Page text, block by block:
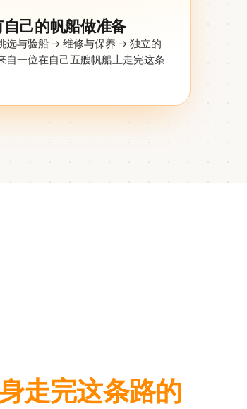
己的帆船做准备
选与验船 → 维修与保养 → 独立的
自一位在自己五艘帆船上走完这条
走完这条路的